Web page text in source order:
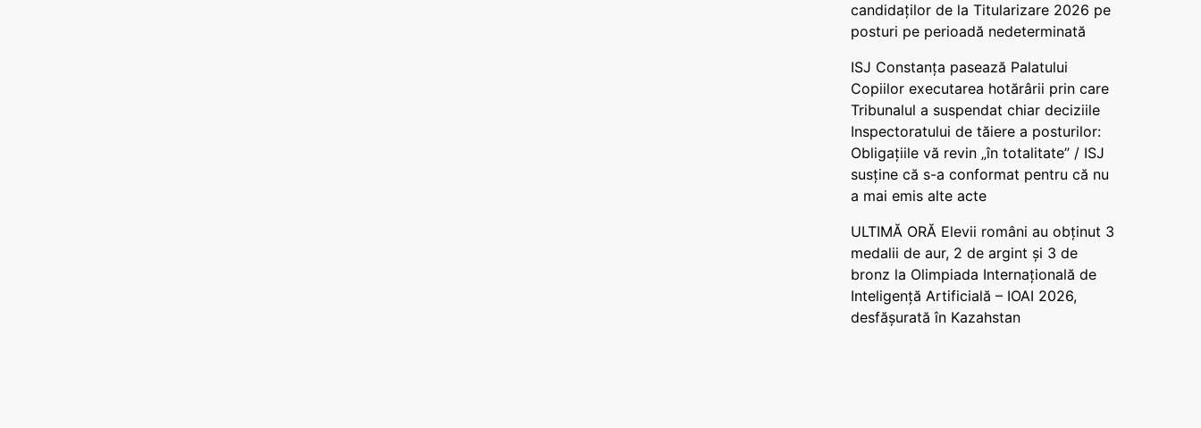
candidaților de la Titularizare 2026 pe
posturi pe perioadă nedeterminată
ISJ Constanța pasează Palatului
Copiilor executarea hotărârii prin care
Tribunalul a suspendat chiar deciziile
Inspectoratului de tăiere a posturilor:
Obligațiile vă revin „în totalitate” / ISJ
susține că s-a conformat pentru că nu
a mai emis alte acte
ULTIMĂ ORĂ Elevii români au obținut 3
medalii de aur, 2 de argint și 3 de
bronz la Olimpiada Internațională de
Inteligență Artificială – IOAI 2026,
desfășurată în Kazahstan